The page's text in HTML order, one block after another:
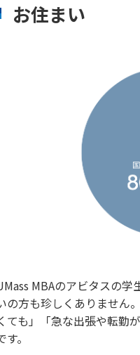
お住まい
MBAのアビタスの
の方も珍しくありません
ても」「急な出張や転勤
す。